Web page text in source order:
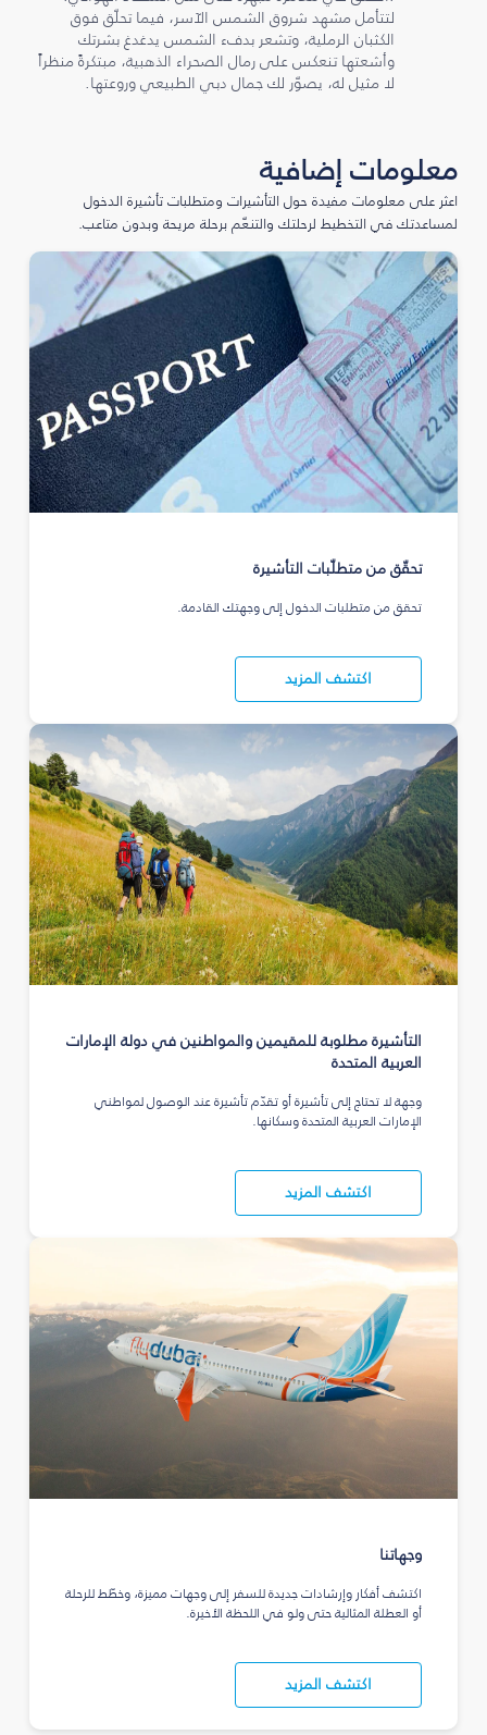
لتتأمل مشهد شروق الشمس الآسر، فيما تحلّق فوق
الكثبان الرملية، وتشعر بدفء الشمس يدغدغ بشرتك
وأشعتها تنعكس على رمال الصحراء الذهبية، مبتكرةً منظراً
لا مثيل له، يصوّر لك جمال دبي الطبيعي وروعتها.
معلومات إضافية
اعثر على معلومات مفيدة حول التأشيرات ومتطلبات تأشيرة الدخول
لمساعدتك في التخطيط لرحلتك والتنعّم برحلة مريحة وبدون متاعب.
تحقّق من متطلّبات التأشيرة
تحقق من متطلبات الدخول إلى وجهتك القادمة.
اكتشف المزيد
التأشيرة مطلوبة للمقيمين والمواطنين في دولة الإمارات
العربية المتحدة
وجهة لا تحتاج إلى تأشيرة أو تقدّم تأشيرة عند الوصول لمواطني
الإمارات العربية المتحدة وسكانها.
اكتشف المزيد
وجهاتنا
اكتشف أفكار وإرشادات جديدة للسفر إلى وجهات مميزة، وخطّط للرحلة
أو العطلة المثالية حتى ولو في اللحظة الأخيرة.
اكتشف المزيد